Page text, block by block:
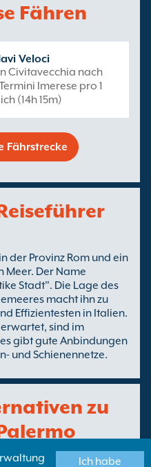
Fähren
Veloci
Civitavecchia nach
Imerese pro 1
(14h 15m)
Fährstrecke
der Provinz Rom und ein
Meer. Der Name
Stadt". Die Lage des
macht ihn zu
Effizientesten in Italien.
sind im
gibt gute Anbindungen
und Schienennetze.
zu
FährenIch habe